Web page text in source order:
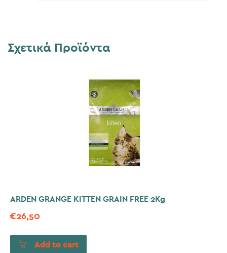
Σχετικά Προϊόντα
ARDEN GRANGE KITTEN GRAIN FREE 2Kg
€26,50
Add to cart